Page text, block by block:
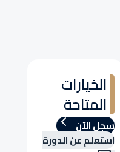
الخيارات
المتاحة
سجل الآن
استعلم عن الدورة